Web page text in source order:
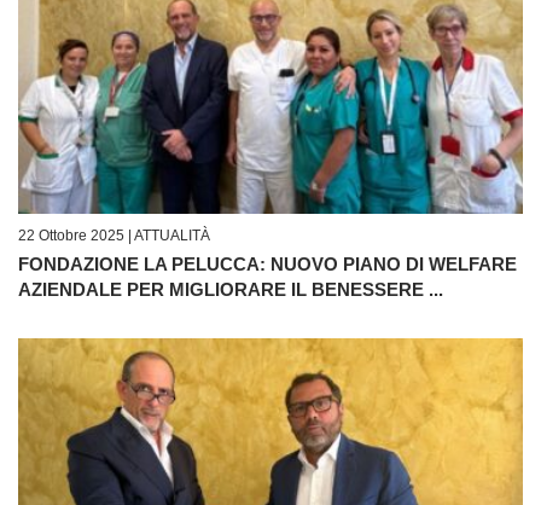
22 Ottobre 2025 | ATTUALITÀ
FONDAZIONE LA PELUCCA: NUOVO PIANO DI WELFARE
AZIENDALE PER MIGLIORARE IL BENESSERE ...